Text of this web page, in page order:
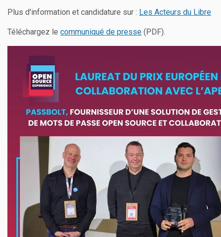
Plus d'information et candidature sur : Les Acteurs du Libre
Téléchargez le communiqué de presse (PDF).